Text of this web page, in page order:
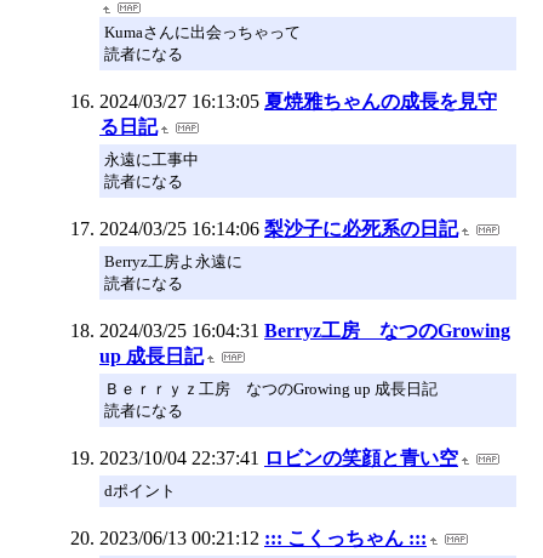
Kumaさんに出会っちゃって
読者になる
2024/03/27 16:13:05 夏焼雅ちゃんの成長を見守
る日記
永遠に工事中
読者になる
2024/03/25 16:14:06 梨沙子に必死系の日記
Berryz工房よ永遠に
読者になる
2024/03/25 16:04:31 Berryz工房 なつのGrowing
up 成長日記
Ｂｅｒｒｙｚ工房 なつのGrowing up 成長日記
読者になる
2023/10/04 22:37:41 ロビンの笑顔と青い空
dポイント
2023/06/13 00:21:12 ::: こくっちゃん :::